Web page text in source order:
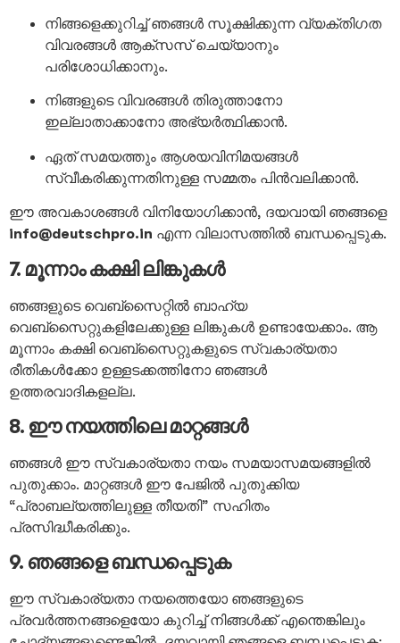
നിങ്ങളെക്കുറിച്ച് ഞങ്ങൾ സൂക്ഷിക്കുന്ന വ്യക്തിഗത
വിവരങ്ങൾ ആക്സസ് ചെയ്യാനും
പരിശോധിക്കാനും.
നിങ്ങളുടെ വിവരങ്ങൾ തിരുത്താനോ
ഇല്ലാതാക്കാനോ അഭ്യർത്ഥിക്കാൻ.
ഏത് സമയത്തും ആശയവിനിമയങ്ങൾ
സ്വീകരിക്കുന്നതിനുള്ള സമ്മതം പിൻവലിക്കാൻ.
ഈ അവകാശങ്ങൾ വിനിയോഗിക്കാൻ, ദയവായി ഞങ്ങളെ
info@deutschpro.in എന്ന വിലാസത്തിൽ ബന്ധപ്പെടുക.
7. മൂന്നാം കക്ഷി ലിങ്കുകൾ
ഞങ്ങളുടെ വെബ്സൈറ്റിൽ ബാഹ്യ
വെബ്സൈറ്റുകളിലേക്കുള്ള ലിങ്കുകൾ ഉണ്ടായേക്കാം. ആ
മൂന്നാം കക്ഷി വെബ്സൈറ്റുകളുടെ സ്വകാര്യതാ
രീതികൾക്കോ ഉള്ളടക്കത്തിനോ ഞങ്ങൾ
ഉത്തരവാദികളല്ല.
8. ഈ നയത്തിലെ മാറ്റങ്ങൾ
ഞങ്ങൾ ഈ സ്വകാര്യതാ നയം സമയാസമയങ്ങളിൽ
പുതുക്കാം. മാറ്റങ്ങൾ ഈ പേജിൽ പുതുക്കിയ
“പ്രാബല്യത്തിലുള്ള തീയതി” സഹിതം
പ്രസിദ്ധീകരിക്കും.
9. ഞങ്ങളെ ബന്ധപ്പെടുക
ഈ സ്വകാര്യതാ നയത്തെയോ ഞങ്ങളുടെ
പ്രവർത്തനങ്ങളെയോ കുറിച്ച് നിങ്ങൾക്ക് എന്തെങ്കിലും